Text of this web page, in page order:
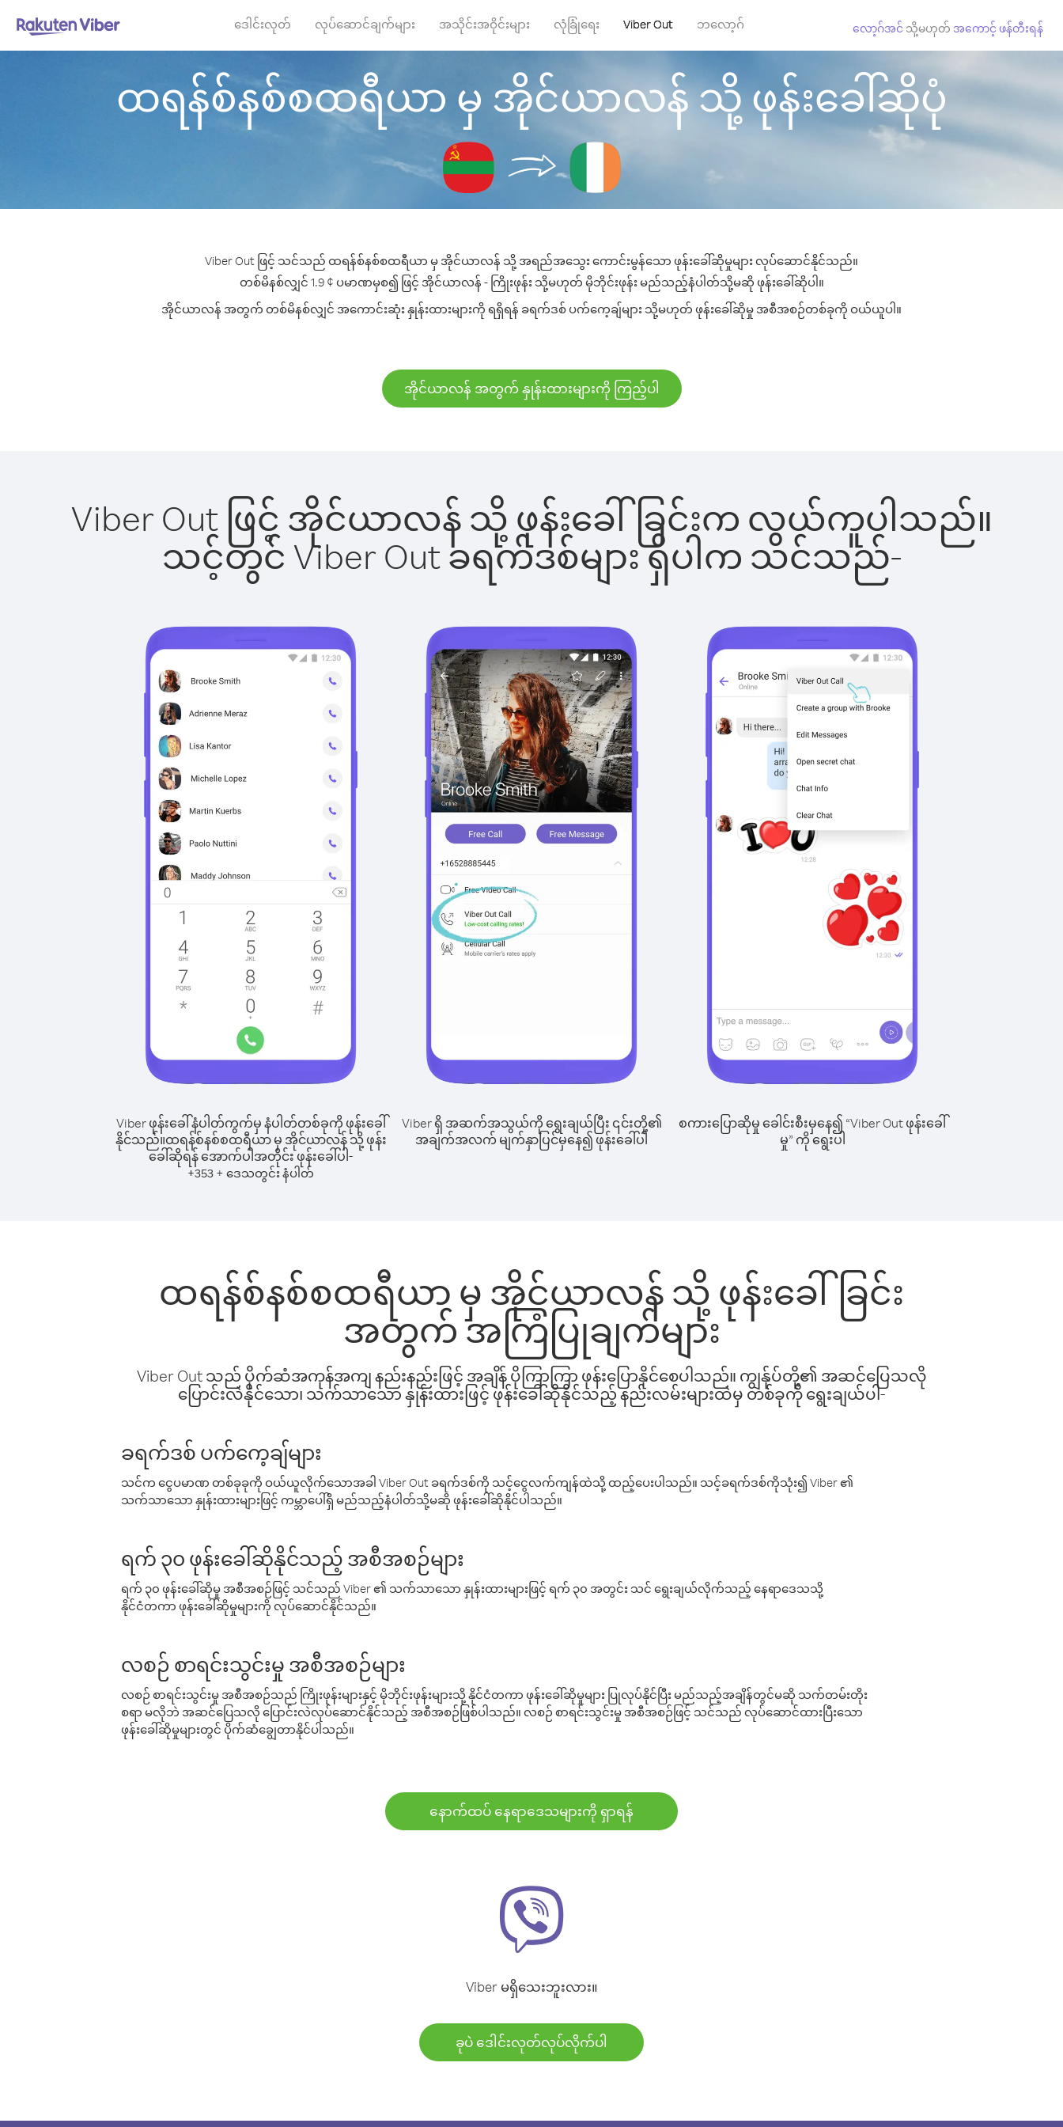
ဒေါင်းလုတ် လုပ်ဆောင်ချက်များ အသိုင်းအဝိုင်းများ လုံခြုံရေး Viber Out ဘလော့ဂ် လော့ဂ်အင် သို့မဟုတ် အကောင့် ဖန်တီးရန်
ထရန်စ်နစ်စထရီယာ မှ အိုင်ယာလန် သို့ ဖုန်းခေါ်ဆိုပုံ
Viber Out ဖြင့် သင်သည် ထရန်စ်နစ်စထရီယာ မှ အိုင်ယာလန် သို့ အရည်အသွေး ကောင်းမွန်သော ဖုန်းခေါ်ဆိုမှုများ လုပ်ဆောင်နိုင်သည်။
တစ်မိနစ်လျှင် 1.9 ¢ ပမာဏမှစ၍ ဖြင့် အိုင်ယာလန် - ကြိုးဖုန်း သို့မဟုတ် မိုဘိုင်းဖုန်း မည်သည့်နံပါတ်သို့မဆို ဖုန်းခေါ်ဆိုပါ။
အိုင်ယာလန် အတွက် တစ်မိနစ်လျှင် အကောင်းဆုံး နှုန်းထားများကို ရရှိရန် ခရက်ဒစ် ပက်ကေ့ချ်များ သို့မဟုတ် ဖုန်းခေါ်ဆိုမှု အစီအစဉ်တစ်ခုကို ဝယ်ယူပါ။
အိုင်ယာလန် အတွက် နှုန်းထားများကို ကြည့်ပါ
Viber Out ဖြင့် အိုင်ယာလန် သို့ ဖုန်းခေါ်ခြင်းက လွယ်ကူပါသည်။
သင့်တွင် Viber Out ခရက်ဒစ်များ ရှိပါက သင်သည်-
Viber ဖုန်းခေါ်နံပါတ်ကွက်မှ နံပါတ်တစ်ခုကို ဖုန်းခေါ်
နိုင်သည်။ထရန်စ်နစ်စထရီယာ မှ အိုင်ယာလန် သို့ ဖုန်း
ခေါ်ဆိုရန် အောက်ပါအတိုင်း ဖုန်းခေါ်ပါ-
+353 + ဒေသတွင်း နံပါတ်
Viber ရှိ အဆက်အသွယ်ကို ရွေးချယ်ပြီး ၎င်းတို့၏
အချက်အလက် မျက်နှာပြင်မှနေ၍ ဖုန်းခေါ်ပါ
စကားပြောဆိုမှု ခေါင်းစီးမှနေ၍ “Viber Out ဖုန်းခေါ်
မှု” ကို ရွေးပါ
ထရန်စ်နစ်စထရီယာ မှ အိုင်ယာလန် သို့ ဖုန်းခေါ်ခြင်း
အတွက် အကြံပြုချက်များ
Viber Out သည် ပိုက်ဆံအကုန်အကျ နည်းနည်းဖြင့် အချိန် ပိုကြာကြာ ဖုန်းပြောနိုင်စေပါသည်။ ကျွန်ုပ်တို့၏ အဆင်ပြေသလို
ပြောင်းလဲနိုင်သော၊ သက်သာသော နှုန်းထားဖြင့် ဖုန်းခေါ်ဆိုနိုင်သည့် နည်းလမ်းများထဲမှ တစ်ခုကို ရွေးချယ်ပါ-
ခရက်ဒစ် ပက်ကေ့ချ်များ
သင်က ငွေပမာဏ တစ်ခုခုကို ဝယ်ယူလိုက်သောအခါ Viber Out ခရက်ဒစ်ကို သင့်ငွေလက်ကျန်ထဲသို့ ထည့်ပေးပါသည်။ သင့်ခရက်ဒစ်ကိုသုံး၍ Viber ၏
သက်သာသော နှုန်းထားများဖြင့် ကမ္ဘာပေါ်ရှိ မည်သည့်နံပါတ်သို့မဆို ဖုန်းခေါ်ဆိုနိုင်ပါသည်။
ရက် ၃၀ ဖုန်းခေါ်ဆိုနိုင်သည့် အစီအစဉ်များ
ရက် ၃၀ ဖုန်းခေါ်ဆိုမှု အစီအစဉ်ဖြင့် သင်သည် Viber ၏ သက်သာသော နှုန်းထားများဖြင့် ရက် ၃၀ အတွင်း သင် ရွေးချယ်လိုက်သည့် နေရာဒေသသို့
နိုင်ငံတကာ ဖုန်းခေါ်ဆိုမှုများကို လုပ်ဆောင်နိုင်သည်။
လစဉ် စာရင်းသွင်းမှု အစီအစဉ်များ
လစဉ် စာရင်းသွင်းမှု အစီအစဉ်သည် ကြိုးဖုန်းများနှင့် မိုဘိုင်းဖုန်းများသို့ နိုင်ငံတကာ ဖုန်းခေါ်ဆိုမှုများ ပြုလုပ်နိုင်ပြီး မည်သည့်အချိန်တွင်မဆို သက်တမ်းတိုး
စရာ မလိုဘဲ အဆင်ပြေသလို ပြောင်းလဲလုပ်ဆောင်နိုင်သည့် အစီအစဉ်ဖြစ်ပါသည်။ လစဉ် စာရင်းသွင်းမှု အစီအစဉ်ဖြင့် သင်သည် လုပ်ဆောင်ထားပြီးသော
ဖုန်းခေါ်ဆိုမှုများတွင် ပိုက်ဆံချွေတာနိုင်ပါသည်။
နောက်ထပ် နေရာဒေသများကို ရှာရန်
Viber မရှိသေးဘူးလား။
ခုပဲ ဒေါင်းလုတ်လုပ်လိုက်ပါ